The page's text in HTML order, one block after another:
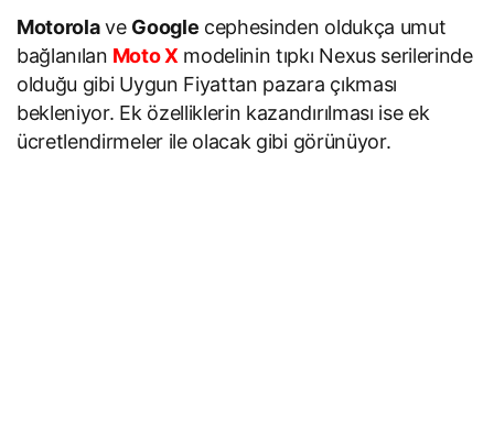
Motorolave Google cephesinden oldukça umut
bağlanılan Moto X modelinin tıpkı Nexus serilerinde
olduğu gibi Uygun Fiyattan pazara çıkması
bekleniyor. Ek özelliklerin kazandırılması ise ek
ücretlendirmeler ile olacak gibi görünüyor.